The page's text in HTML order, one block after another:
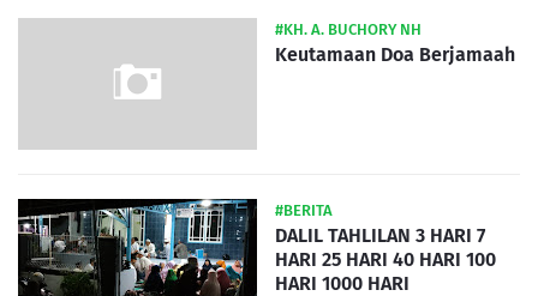
#KH. A. BUCHORY NH
Keutamaan Doa Berjamaah
#BERITA
DALIL TAHLILAN 3 HARI 7
HARI 25 HARI 40 HARI 100
HARI 1000 HARI